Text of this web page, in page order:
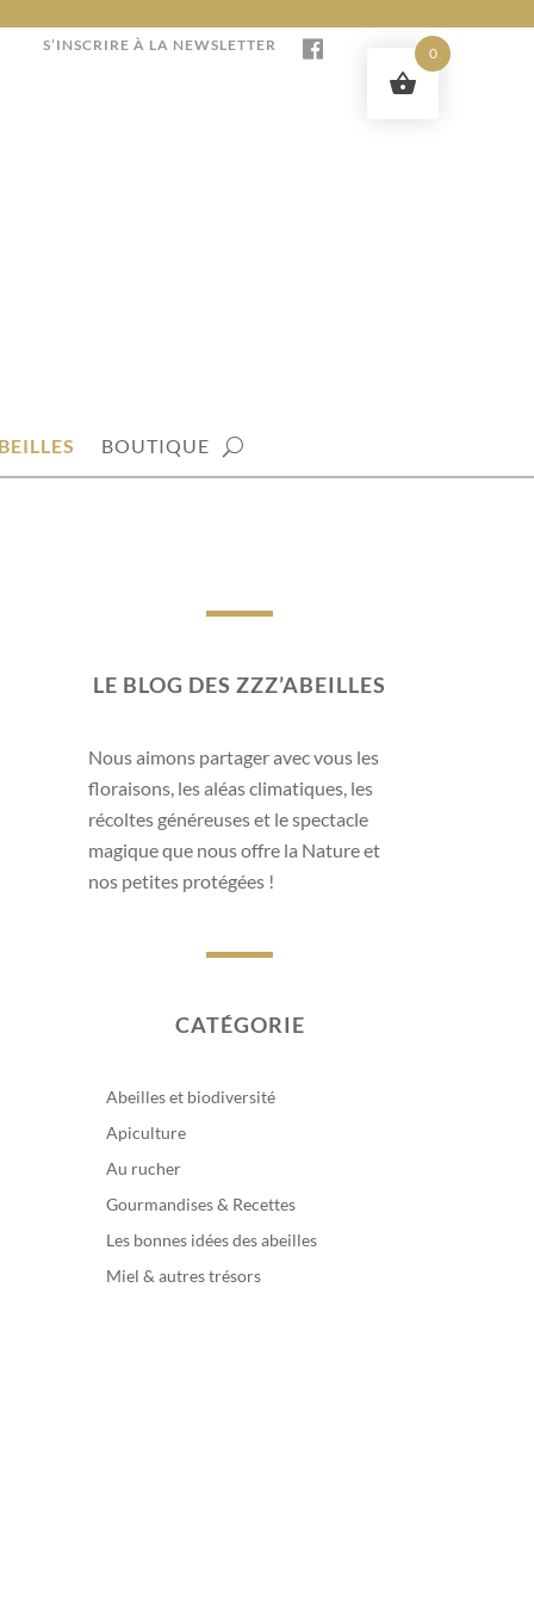
S’INSCRIRE À LA NEWSLETTER
BOUTIQUE
Le printemps 2026 restera comme une saison
abeilles. Dès les premières semaines, les
ont offert aux colonies des conditions idéales
Les pissenlits, les aubépines et les prunelliers
LE BLOG DES ZZZ’ABEILLES
Nous aimons partager avec vous les
floraisons, les aléas climatiques, les
récoltes généreuses et le spectacle
magique que nous offre la Nature et
nos petites protégées !
CATÉGORIE
Abeilles et biodiversité
Apiculture
Au rucher
Gourmandises & Recettes
Les bonnes idées des abeilles
Miel & autres trésors
0